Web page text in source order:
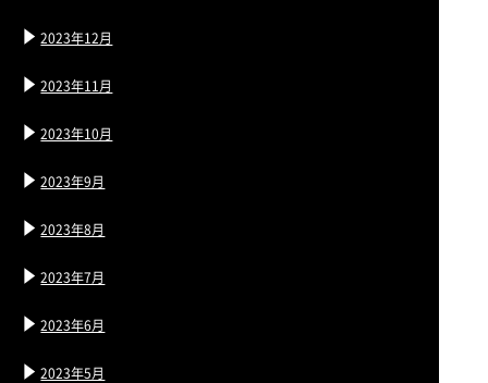
2023年12月
2023年11月
2023年10月
2023年9月
2023年8月
2023年7月
2023年6月
2023年5月